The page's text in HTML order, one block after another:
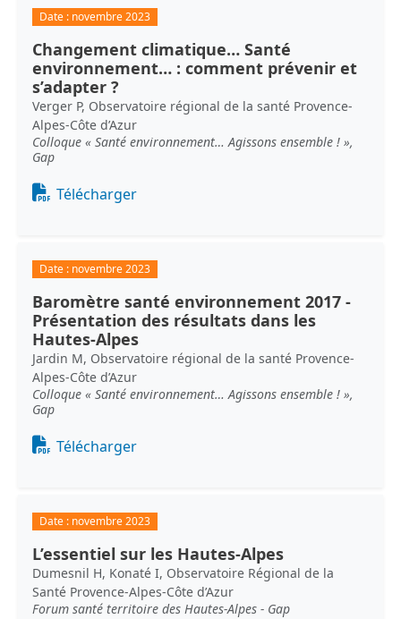
Date : novembre 2023
Changement climatique… Santé
environnement… : comment prévenir et
s’adapter ?
Verger P, Observatoire régional de la santé Provence-
Alpes-Côte d’Azur
Colloque « Santé environnement… Agissons ensemble ! »,
Gap
Document
Télécharger
Date : novembre 2023
Baromètre santé environnement 2017 -
Présentation des résultats dans les
Hautes-Alpes
Jardin M, Observatoire régional de la santé Provence-
Alpes-Côte d’Azur
Colloque « Santé environnement… Agissons ensemble ! »,
Gap
Document
Télécharger
Date : novembre 2023
L’essentiel sur les Hautes-Alpes
Dumesnil H, Konaté I, Observatoire Régional de la
Santé Provence-Alpes-Côte d’Azur
Forum santé territoire des Hautes-Alpes - Gap